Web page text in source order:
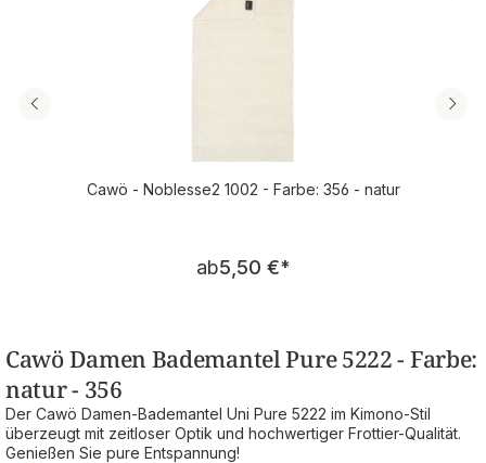
Cawö - Noblesse2 1002 - Farbe: 356 - natur
Regulärer Preis:
ab5,50 €*
Cawö Damen Bademantel Pure 5222 - Farbe:
natur - 356
Der Cawö Damen-Bademantel Uni Pure 5222 im Kimono-Stil
überzeugt mit zeitloser Optik und hochwertiger Frottier-Qualität.
Genießen Sie pure Entspannung!